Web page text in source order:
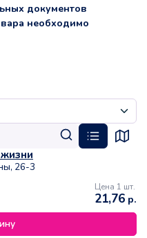
документов
необходимо
26-3
Цена 1 шт.
21,76 р.